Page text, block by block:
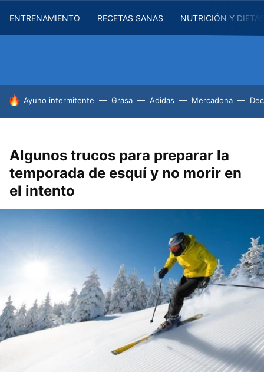
ENTRENAMIENTO RECETAS SANAS NUTRICIÓN Y
HOY SE HABLA DE
Ayuno intermitente Grasa Adidas Mercadona
Algunos trucos para preparar la
temporada de esquí y no morir en
el intento